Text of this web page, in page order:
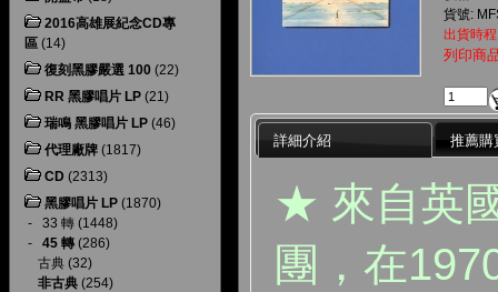
2016高雄展紀念CD專
區 (14)
復刻黑膠嚴選 100 (22)
RR 黑膠唱片 LP (21)
瑞鳴 黑膠唱片 LP (46)
代理廠牌 (1817)
CD (2313)
黑膠唱片 LP (1870)
- 33 轉 (1448)
- 45 轉 (286)
古典 (32)
非古典 (254)
貨號:
出貨時
列印商
詳細介紹 推薦購
★ 來自英
團，在